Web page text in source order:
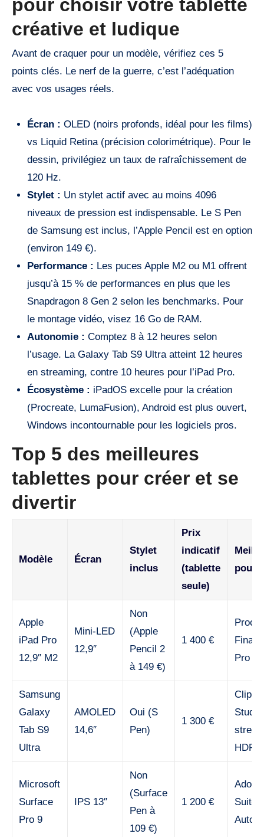
pour choisir votre tablette
créative et ludique
Avant de craquer pour un modèle, vérifiez ces 5
points clés. Le nerf de la guerre, c’est l’adéquation
avec vos usages réels.
Écran : OLED (noirs profonds, idéal pour les films)
vs Liquid Retina (précision colorimétrique). Pour le
dessin, privilégiez un taux de rafraîchissement de
120 Hz.
Stylet : Un stylet actif avec au moins 4096
niveaux de pression est indispensable. Le S Pen
de Samsung est inclus, l’Apple Pencil est en option
(environ 149 €).
Performance : Les puces Apple M2 ou M1 offrent
jusqu’à 15 % de performances en plus que les
Snapdragon 8 Gen 2 selon les benchmarks. Pour
le montage vidéo, visez 16 Go de RAM.
Autonomie : Comptez 8 à 12 heures selon
l’usage. La Galaxy Tab S9 Ultra atteint 12 heures
en streaming, contre 10 heures pour l’iPad Pro.
Écosystème : iPadOS excelle pour la création
(Procreate, LumaFusion), Android est plus ouvert,
Windows incontournable pour les logiciels pros.
Top 5 des meilleures
tablettes pour créer et se
divertir
Modèle Écran
Stylet
inclus
Prix
indicatif
(tablette
seule)
pour
Apple
iPad Pro
12,9″ M2
Mini-LED
12,9″
Non
(Apple
Pencil 2
à 149 €)
1 400 €
Final
Pro
Samsung
Galaxy
Tab S9
Ultra
AMOLED
14,6″
Oui (S
Pen)
1 300 €
Clip
HDR
Microsoft
Surface
Pro 9
IPS 13″
Non
(Surface
Pen à
109 €)
1 200 €
Adobe
Suite,